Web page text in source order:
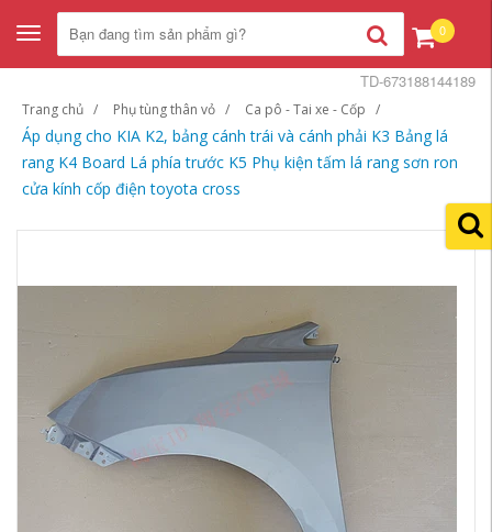
Toggle
navigation
0
Trang chủ Phụ tùng thân vỏ Ca pô - Tai xe - Cốp
Áp dụng cho KIA K2, bảng cánh trái và cánh phải K3 Bảng lá
rang K4 Board Lá phía trước K5 Phụ kiện tấm lá rang sơn ron
cửa kính cốp điện toyota cross
TD-673188144189